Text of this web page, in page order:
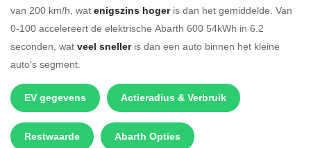
van 200 km/h, wat enigszins hogeris dan het gemiddelde. Van
0-100 accelereert de elektrische Abarth 600 54kWh in 6.2
seconden, wat veel snelleris dan een auto binnen het kleine
auto's segment.
EV gegevens Actieradius & Verbruik
Restwaarde Abarth Opties